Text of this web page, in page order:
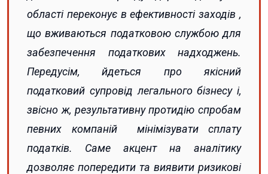
області переконує в ефективності заходів ,
що вживаються податковою службою для
забезпечення податкових надходжень.
Передусім, йдеться про якісний
податковий супровід легального бізнесу і,
звісно ж, результативну протидію спробам
певних компаній мінімізувати сплату
податків. Саме акцент на аналітику
дозволяє попередити та виявити ризикові